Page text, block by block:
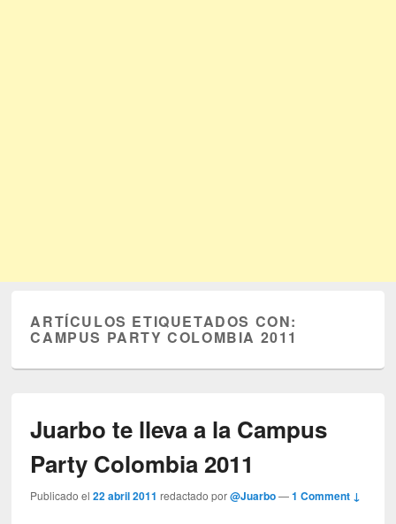
ARTÍCULOS ETIQUETADOS CON:
CAMPUS PARTY COLOMBIA 2011
Juarbo te lleva a la Campus
Party Colombia 2011
Publicado el22 abril 2011 redactado por@Juarbo —1 Comment ↓